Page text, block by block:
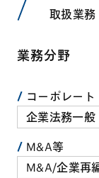
取扱業務
業務分野
コーポレート
企業法務一般
M&A等
M&A/企業再